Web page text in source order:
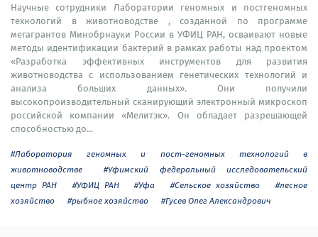
Научные сотрудники Лаборатории геномных и постгеномных
технологий в животноводстве , созданной по программе
мегагрантов Минобрнауки России в УФИЦ РАН, осваивают новые
методы идентификации бактерий в рамках работы над проектом
«Разработка эффективных инструментов для развития
животноводства с использованием генетических технологий и
анализа больших данных». Они получили
высокопроизводительный сканирующий электронный микроскоп
российской компании «Мелитэк». Он обладает разрешающей
способностью до...
#Лаборатория геномных и пост-геномных технологий в
животноводстве
#Уфимский федеральный исследовательский
центр РАН
#УФИЦ РАН #Уфа #Сельское хозяйство
#лесное
хозяйство
#рыбное хозяйство #Гусев Олег Александрович